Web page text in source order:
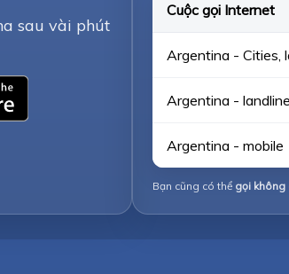
sau vài phút
Cuộc gọi Internet
Argentina - Cities,
Argentina - landline
Argentina - mobile
Bạn cũng có thể gọi không